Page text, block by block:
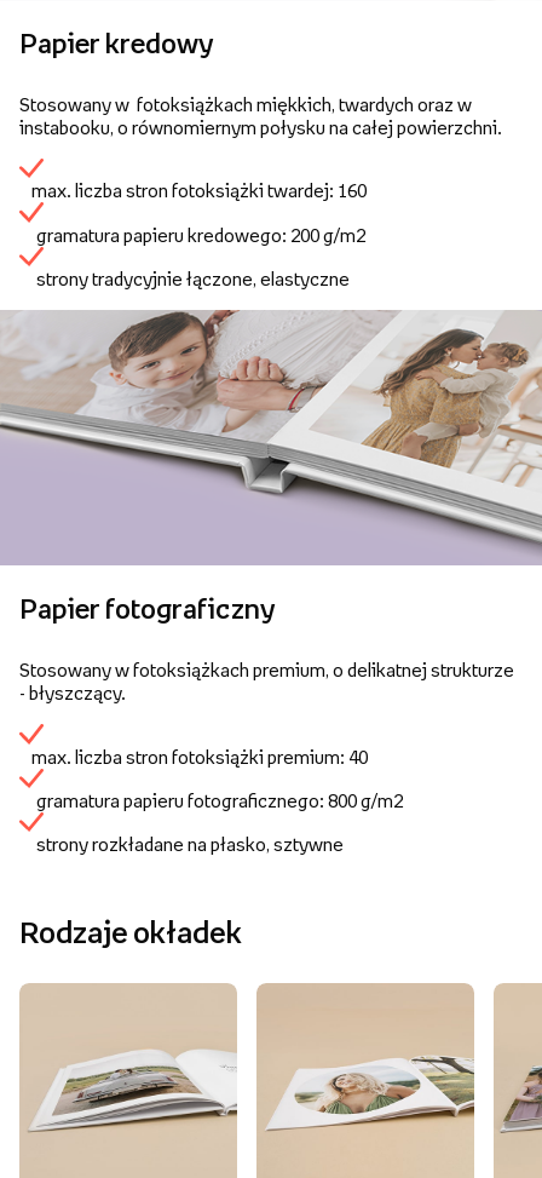
Papier kredowy
Stosowany w fotoksiążkach miękkich, twardych oraz w
instabooku, o równomiernym połysku na całej powierzchni.
max. liczba stron fotoksiążki twardej: 160
gramatura papieru kredowego: 200 g/m2
strony tradycyjnie łączone, elastyczne
Papier fotograficzny
Stosowany w fotoksiążkach premium, o delikatnej strukturze
- błyszczący.
max. liczba stron fotoksiążki premium: 40
gramatura papieru fotograficznego: 800 g/m2
strony rozkładane na płasko, sztywne
Rodzaje okładek